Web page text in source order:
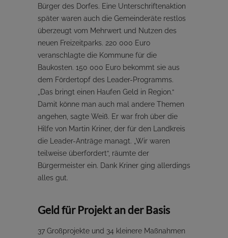
Bürger des Dorfes. Eine Unterschriftenaktion
später waren auch die Gemeinderäte restlos
überzeugt vom Mehrwert und Nutzen des
neuen Freizeitparks. 220 000 Euro
veranschlagte die Kommune für die
Baukosten. 150 000 Euro bekommt sie aus
dem Fördertopf des Leader-Programms.
„Das bringt einen Haufen Geld in Region.“
Damit könne man auch mal andere Themen
angehen, sagte Weiß. Er war froh über die
Hilfe von Martin Kriner, der für den Landkreis
die Leader-Anträge managt. „Wir waren
teilweise überfordert“, räumte der
Bürgermeister ein. Dank Kriner ging allerdings
alles gut.
Geld für Projekt an der Basis
37 Großprojekte und 34 kleinere Maßnahmen